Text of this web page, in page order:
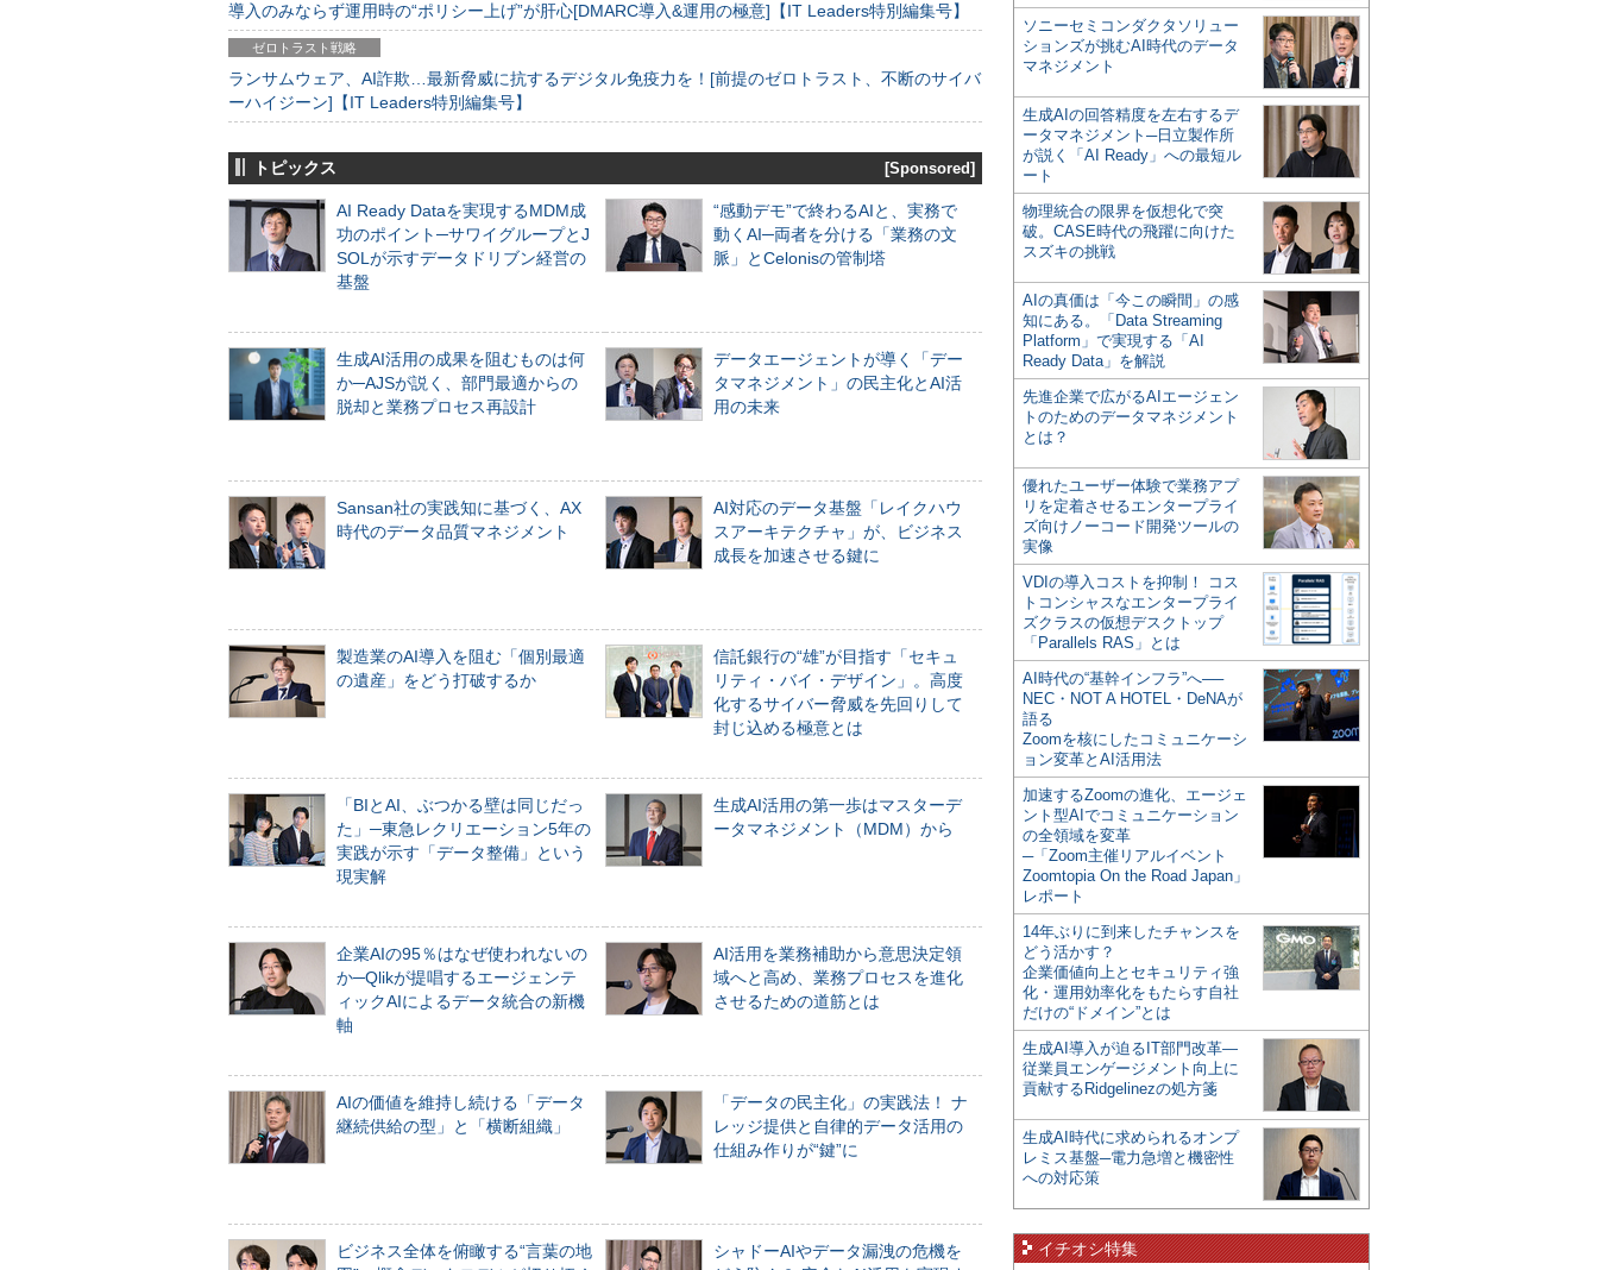
導入のみならず運用時の“ポリシー上げ”が肝心[DMARC導入&運用の極意]【IT Leaders特別編集号】
ゼロトラスト戦略
ランサムウェア、AI詐欺…最新脅威に抗するデジタル免疫力を！[前提のゼロトラスト、不断のサイバ
ーハイジーン]【IT Leaders特別編集号】
トピックス [Sponsored]
AI Ready Dataを実現するMDM成
功のポイント─サワイグループとJ
SOLが示すデータドリブン経営の
基盤
“感動デモ”で終わるAIと、実務で
動くAI─両者を分ける「業務の文
脈」とCelonisの管制塔
生成AI活用の成果を阻むものは何
か─AJSが説く、部門最適からの
脱却と業務プロセス再設計
データエージェントが導く「デー
タマネジメント」の民主化とAI活
用の未来
Sansan社の実践知に基づく、AX
時代のデータ品質マネジメント
AI対応のデータ基盤「レイクハウ
スアーキテクチャ」が、ビジネス
成長を加速させる鍵に
製造業のAI導入を阻む「個別最適
の遺産」をどう打破するか
信託銀行の“雄”が目指す「セキュ
リティ・バイ・デザイン」。高度
化するサイバー脅威を先回りして
封じ込める極意とは
「BIとAI、ぶつかる壁は同じだっ
た」─東急レクリエーション5年の
実践が示す「データ整備」という
現実解
生成AI活用の第一歩はマスターデ
ータマネジメント（MDM）から
企業AIの95％はなぜ使われないの
か─Qlikが提唱するエージェンテ
ィックAIによるデータ統合の新機
軸
AI活用を業務補助から意思決定領
域へと高め、業務プロセスを進化
させるための道筋とは
AIの価値を維持し続ける「データ
継続供給の型」と「横断組織」
「データの民主化」の実践法！ ナ
レッジ提供と自律的データ活用の
仕組み作りが“鍵”に
ビジネス全体を俯瞰する“言葉の地
シャドーAIやデータ漏洩の危機を
ソニーセミコンダクタソリュー
ションズが挑むAI時代のデータ
マネジメント
生成AIの回答精度を左右するデ
ータマネジメント─日立製作所
が説く「AI Ready」への最短ル
ート
物理統合の限界を仮想化で突
破。CASE時代の飛躍に向けた
スズキの挑戦
AIの真価は「今この瞬間」の感
知にある。「Data Streaming
Platform」で実現する「AI
Ready Data」を解説
先進企業で広がるAIエージェン
トのためのデータマネジメント
とは？
優れたユーザー体験で業務アプ
リを定着させるエンタープライ
ズ向けノーコード開発ツールの
実像
VDIの導入コストを抑制！ コス
トコンシャスなエンタープライ
ズクラスの仮想デスクトップ
「Parallels RAS」とは
AI時代の“基幹インフラ”へ──
NEC・NOT A HOTEL・DeNAが
語る
Zoomを核にしたコミュニケーシ
ョン変革とAI活用法
加速するZoomの進化、エージェ
ント型AIでコミュニケーション
の全領域を変革
─「Zoom主催リアルイベント
Zoomtopia On the Road Japan」
レポート
14年ぶりに到来したチャンスを
どう活かす？
企業価値向上とセキュリティ強
化・運用効率化をもたらす自社
だけの“ドメイン”とは
生成AI導入が迫るIT部門改革―
従業員エンゲージメント向上に
貢献するRidgelinezの処方箋
生成AI時代に求められるオンプ
レミス基盤─電力急増と機密性
への対応策
イチオシ特集